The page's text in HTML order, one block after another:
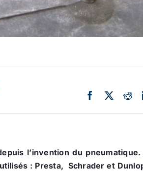
l’invention du
: Presta, Schrader et